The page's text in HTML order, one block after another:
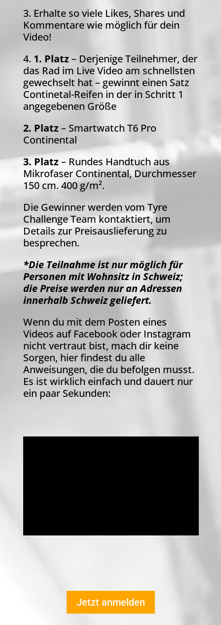
3. Erhalte so viele Likes, Shares und
Kommentare wie möglich für dein
Video!
4. 1. Platz– Derjenige Teilnehmer, der
das Rad im Live Video am schnellsten
gewechselt hat – gewinnt einen Satz
Continetal-Reifen in der in Schritt 1
angegebenen Größe
2. Platz– Smartwatch T6 Pro
Continental
3. Platz– Rundes Handtuch aus
Mikrofaser Continental, Durchmesser
150 cm. 400 g/m².
Die Gewinner werden vom Tyre
Challenge Team kontaktiert, um
Details zur Preisauslieferung zu
besprechen.
*Die Teilnahme ist nur möglich für
Personen mit Wohnsitz in Schweiz;
die Preise werden nur an Adressen
innerhalb Schweiz geliefert.
Wenn du mit dem Posten eines
Videos auf Facebook oder Instagram
nicht vertraut bist, mach dir keine
Sorgen, hier findest du alle
Anweisungen, die du befolgen musst.
Es ist wirklich einfach und dauert nur
ein paar Sekunden:
Jetzt anmelden